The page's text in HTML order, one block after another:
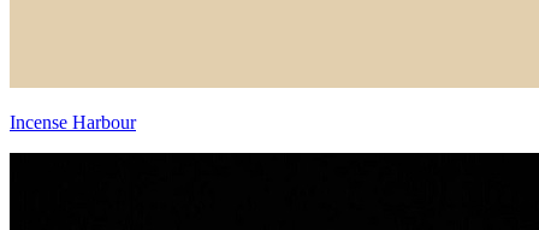
Incense Harbour